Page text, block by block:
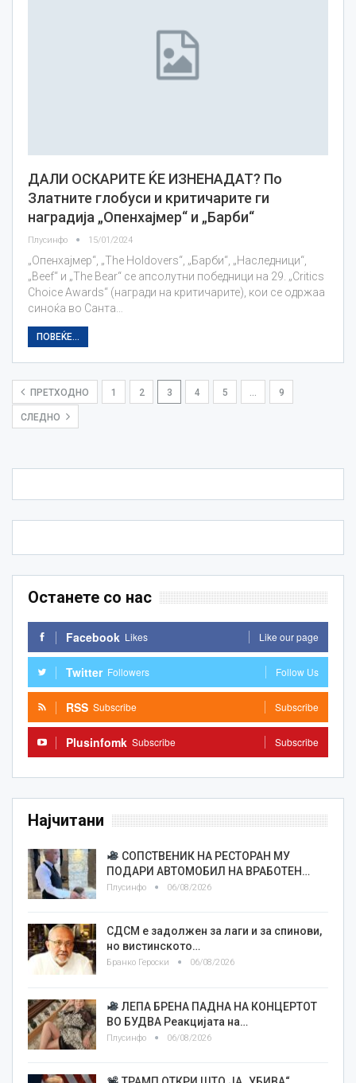
ДАЛИ ОСКАРИТЕ ЌЕ ИЗНЕНАДАТ? По
Златните глобуси и критичарите ги
наградија „Опенхајмер“ и „Барби“
Плусинфо 15/01/2024
„Опенхајмер“, „The Holdovers“, „Барби“, „Наследници“,
„Beef“ и „The Bear“ се апсолутни победници на 29. „Critics
Choice Awards“ (награди на критичарите), кои се одржаа
синоќа во Санта…
ПОВЕЌЕ...
ПРЕТХОДНО 1 2 3 4 5 9
СЛЕДНО
Останете со нас
Facebook Likes Like our page
Twitter Followers Follow Us
RSS Subscribe Subscribe
Plusinfomk Subscribe Subscribe
Најчитани
СОПСТВЕНИК НА РЕСТОРАН МУ
ПОДАРИ АВТОМОБИЛ НА ВРАБОТЕН…
Плусинфо 06/08/2026
СДСМ е задолжен за лаги и за спинови,
но вистинското…
Бранко Героски 06/08/2026
ЛЕПА БРЕНА ПАДНА НА КОНЦЕРТОТ
ВО БУДВА Реакцијата на…
Плусинфо 06/08/2026